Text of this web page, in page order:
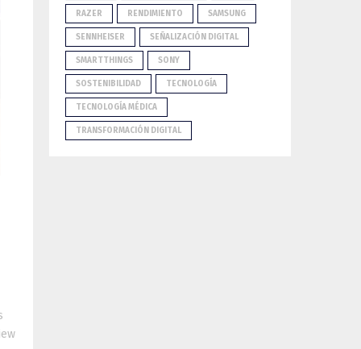
RAZER RENDIMIENTO SAMSUNG
SENNHEISER SEÑALIZACIÓN DIGITAL
SMARTTHINGS SONY
SOSTENIBILIDAD TECNOLOGÍA
TECNOLOGÍA MÉDICA
TRANSFORMACIÓN DIGITAL